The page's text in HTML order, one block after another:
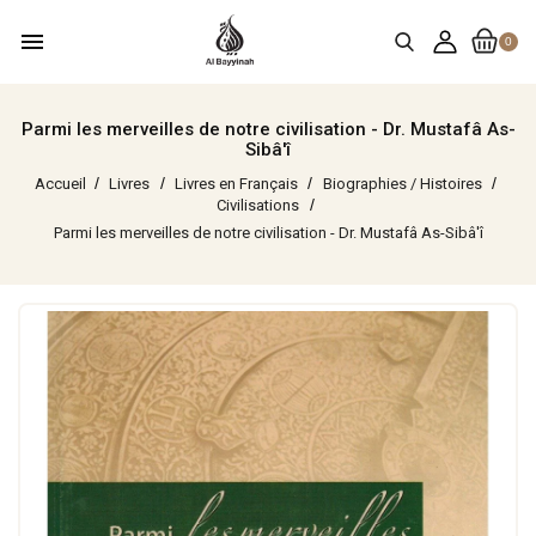
0
menu
Parmi les merveilles de notre civilisation - Dr. Mustafâ As-
Sibâ'î
Accueil Livres Livres en Français
Biographies / Histoires
Civilisations
Parmi les merveilles de notre civilisation - Dr. Mustafâ As-Sibâ'î